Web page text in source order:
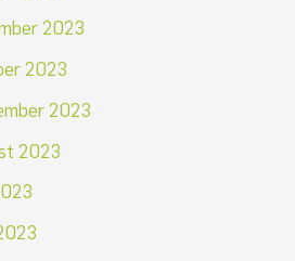
2023
2023
2023
2023